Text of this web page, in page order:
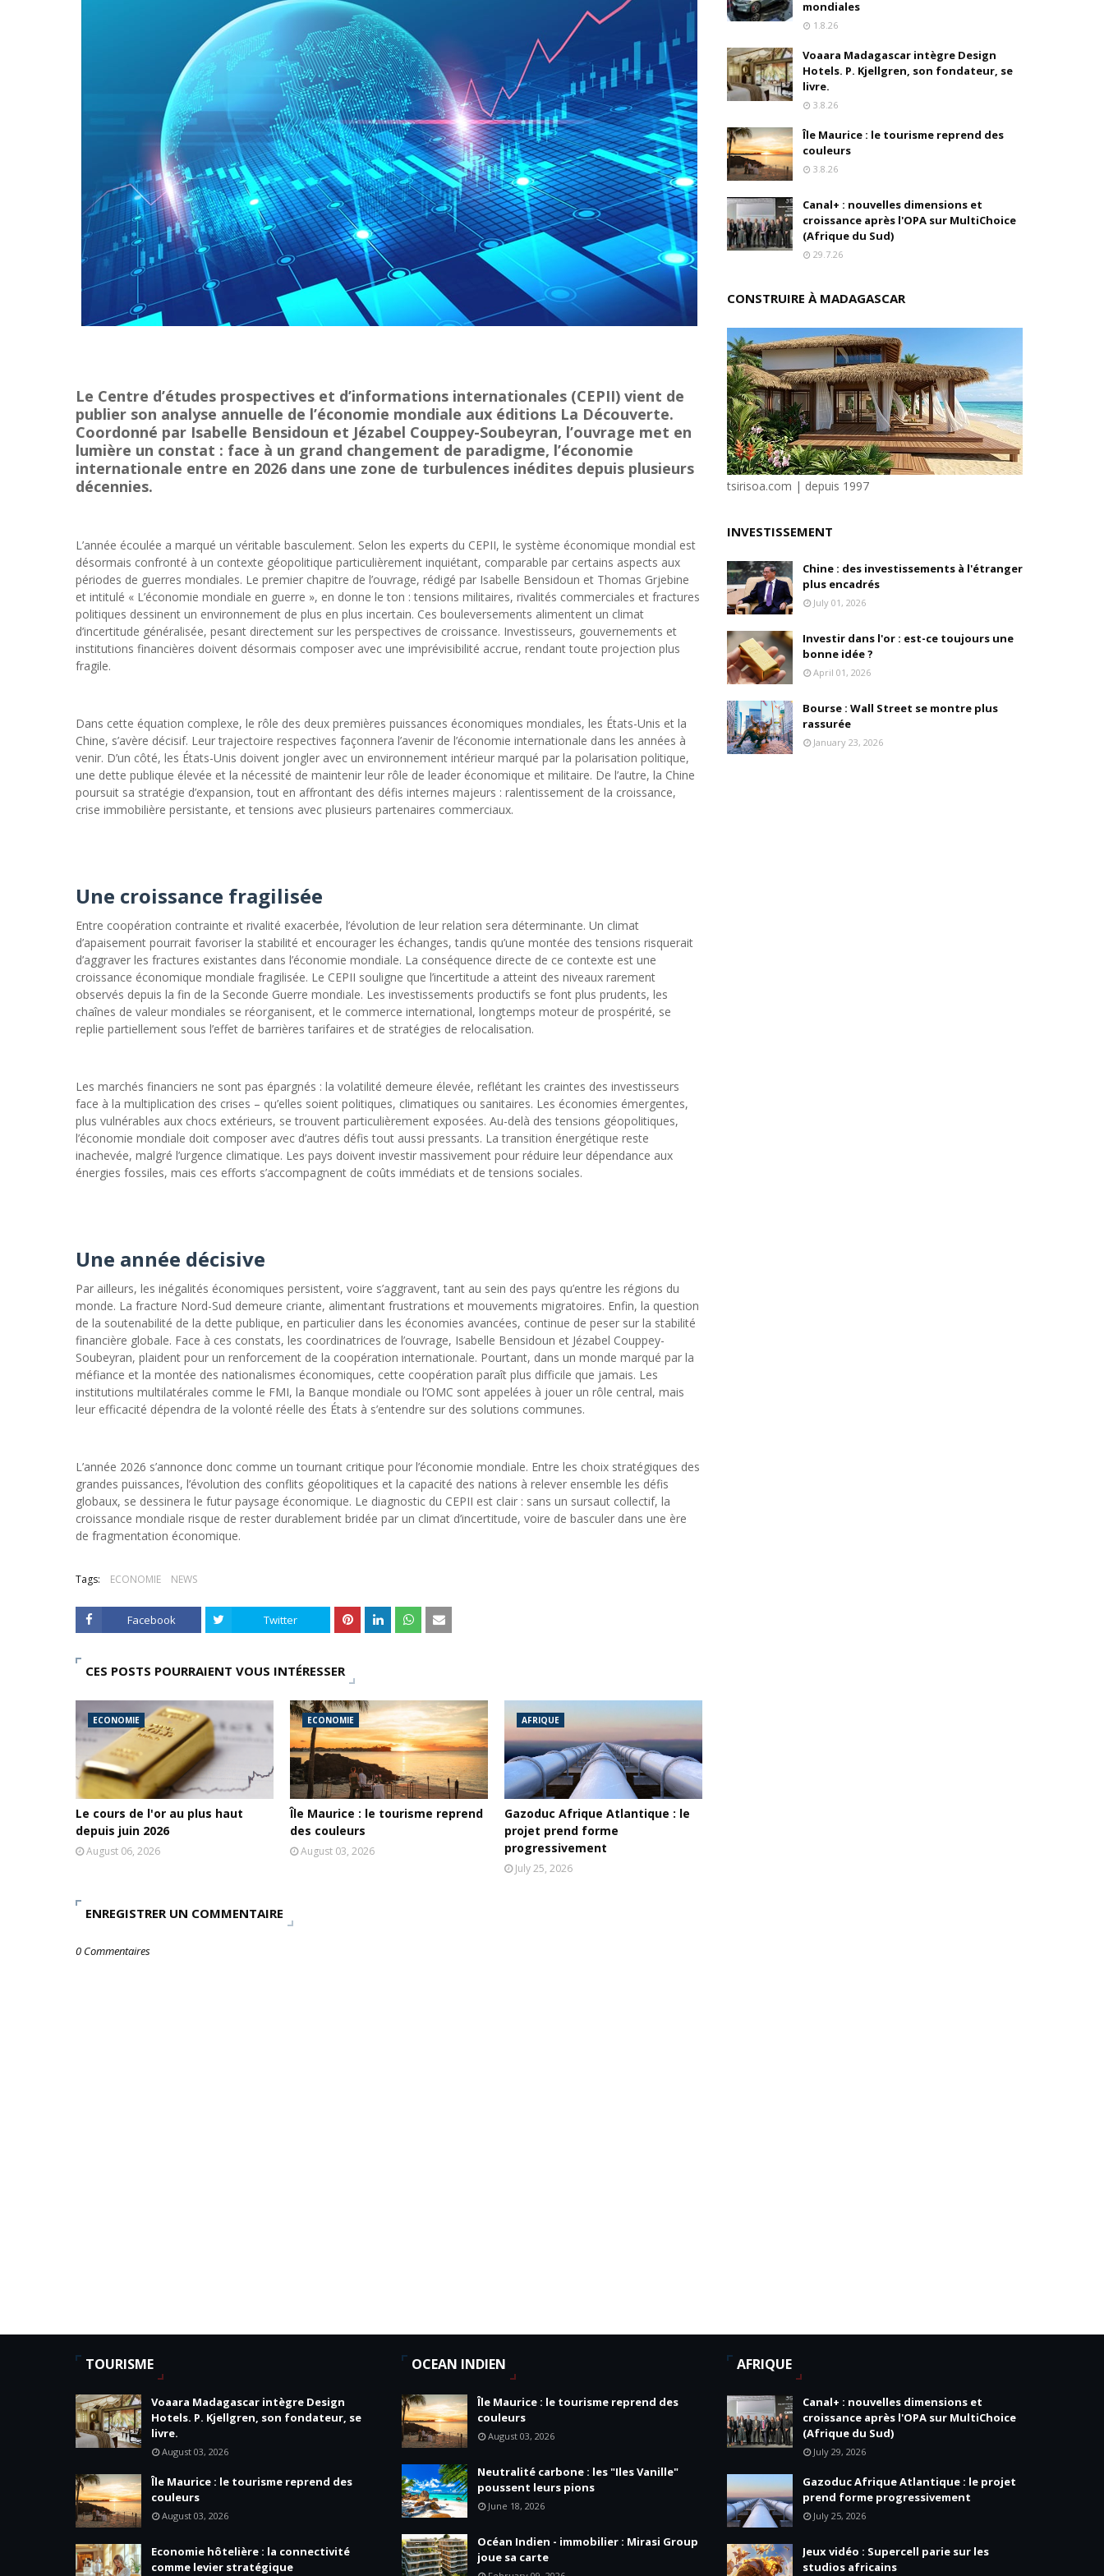
Jul 06 2026
Chine : des investissements à l'étranger plus encadrés
Unknown-Jul 01 2026
Economie hôtelière : la connectivité comme levier stratégique
Unknown- Jun 27 2026
Pays du Golfe : nouveau paradigme, nouvelles priorités
Unknown-Jun 22 2026
Neutralité carbone : les "Iles Vanille" poussent leurs pions
Unknown-Jun 18 2026
Rendez-vous golfique : Mazagan joue sa carte
Unknown-Jun 11 2026
Course à l'IA : Meta envisage une importante levée de fonds
Unknown-Jun 06 2026
Banques centrales : indépendantes jusqu'où ?
Unknown
VTC : Yango Group veut accélérer en Afrique
Unknown -May 22 2026
Marques françaises : Chanel aux sommets de la valorisation et la désirabilité
Art et médias sociaux : à l'ère de la "présence ciblée"
Tourisme : l'Afrique fait le pari du luxe et de la durabilité
Unknown-May 03 2026
Economie : quand le roi dollar grince
Unknown -Apr 26 2026
Industrie musicale : zoom sur la stratégie de Céline Dion
Voaara Madagascar intègre Design Hotels. P. Kjellgren, son fondateur, se livre.
Tsirisoa Edition- Aug 03 2026
Île Maurice : le tourisme reprend des couleurs
Unknown-Aug 03 2026
Le Centre d’études prospectives et d’informations internationales (CEPII) vient de
publier son analyse annuelle de l’économie mondiale aux éditions La Découverte.
Coordonné par Isabelle Bensidoun et Jézabel Couppey-Soubeyran, l’ouvrage met en
lumière un constat : face à un grand changement de paradigme, l’économie
internationale entre en 2026 dans une zone de turbulences inédites depuis plusieurs
décennies.
L’année écoulée a marqué un véritable basculement. Selon les experts du CEPII, le système économique mondial est
désormais confronté à un contexte géopolitique particulièrement inquiétant, comparable par certains aspects aux
périodes de guerres mondiales. Le premier chapitre de l’ouvrage, rédigé par Isabelle Bensidoun et Thomas Grjebine
et intitulé « L’économie mondiale en guerre », en donne le ton : tensions militaires, rivalités commerciales et fractures
politiques dessinent un environnement de plus en plus incertain. Ces bouleversements alimentent un climat
d’incertitude généralisée, pesant directement sur les perspectives de croissance. Investisseurs, gouvernements et
institutions financières doivent désormais composer avec une imprévisibilité accrue, rendant toute projection plus
fragile.
Dans cette équation complexe, le rôle des deux premières puissances économiques mondiales, les États-Unis et la
Chine, s’avère décisif. Leur trajectoire respectives façonnera l’avenir de l’économie internationale dans les années à
venir. D’un côté, les États-Unis doivent jongler avec un environnement intérieur marqué par la polarisation politique,
une dette publique élevée et la nécessité de maintenir leur rôle de leader économique et militaire. De l’autre, la Chine
poursuit sa stratégie d’expansion, tout en affrontant des défis internes majeurs : ralentissement de la croissance,
crise immobilière persistante, et tensions avec plusieurs partenaires commerciaux.
Une croissance fragilisée
Entre coopération contrainte et rivalité exacerbée, l’évolution de leur relation sera déterminante. Un climat
d’apaisement pourrait favoriser la stabilité et encourager les échanges, tandis qu’une montée des tensions risquerait
d’aggraver les fractures existantes dans l’économie mondiale. La conséquence directe de ce contexte est une
croissance économique mondiale fragilisée. Le CEPII souligne que l’incertitude a atteint des niveaux rarement
observés depuis la fin de la Seconde Guerre mondiale. Les investissements productifs se font plus prudents, les
chaînes de valeur mondiales se réorganisent, et le commerce international, longtemps moteur de prospérité, se
replie partiellement sous l’effet de barrières tarifaires et de stratégies de relocalisation.
Les marchés financiers ne sont pas épargnés : la volatilité demeure élevée, reflétant les craintes des investisseurs
face à la multiplication des crises – qu’elles soient politiques, climatiques ou sanitaires. Les économies émergentes,
plus vulnérables aux chocs extérieurs, se trouvent particulièrement exposées. Au-delà des tensions géopolitiques,
l’économie mondiale doit composer avec d’autres défis tout aussi pressants. La transition énergétique reste
inachevée, malgré l’urgence climatique. Les pays doivent investir massivement pour réduire leur dépendance aux
énergies fossiles, mais ces efforts s’accompagnent de coûts immédiats et de tensions sociales.
Une année décisive
Par ailleurs, les inégalités économiques persistent, voire s’aggravent, tant au sein des pays qu’entre les régions du
monde. La fracture Nord-Sud demeure criante, alimentant frustrations et mouvements migratoires. Enfin, la question
de la soutenabilité de la dette publique, en particulier dans les économies avancées, continue de peser sur la stabilité
financière globale. Face à ces constats, les coordinatrices de l’ouvrage, Isabelle Bensidoun et Jézabel Couppey-
Soubeyran, plaident pour un renforcement de la coopération internationale. Pourtant, dans un monde marqué par la
méfiance et la montée des nationalismes économiques, cette coopération paraît plus difficile que jamais. Les
institutions multilatérales comme le FMI, la Banque mondiale ou l’OMC sont appelées à jouer un rôle central, mais
leur efficacité dépendra de la volonté réelle des États à s’entendre sur des solutions communes.
L’année 2026 s’annonce donc comme un tournant critique pour l’économie mondiale. Entre les choix stratégiques des
grandes puissances, l’évolution des conflits géopolitiques et la capacité des nations à relever ensemble les défis
globaux, se dessinera le futur paysage économique. Le diagnostic du CEPII est clair : sans un sursaut collectif, la
croissance mondiale risque de rester durablement bridée par un climat d’incertitude, voire de basculer dans une ère
de fragmentation économique.
Tags: ECONOMIE NEWS
Facebook Twitter
CES POSTS POURRAIENT VOUS INTÉRESSER
ECONOMIE
Le cours de l'or au plus haut
depuis juin 2026
August 06, 2026
ECONOMIE
Île Maurice : le tourisme reprend
des couleurs
August 03, 2026
AFRIQUE
Gazoduc Afrique Atlantique : le
projet prend forme
progressivement
July 25, 2026
ENREGISTRER UN COMMENTAIRE
0 Commentaires
mondiales
1.8.26
Voaara Madagascar intègre Design
Hotels. P. Kjellgren, son fondateur, se
livre.
3.8.26
Île Maurice : le tourisme reprend des
couleurs
3.8.26
Canal+ : nouvelles dimensions et
croissance après l'OPA sur MultiChoice
(Afrique du Sud)
29.7.26
CONSTRUIRE À MADAGASCAR
tsirisoa.com | depuis 1997
INVESTISSEMENT
Chine : des investissements à l'étranger
plus encadrés
July 01, 2026
Investir dans l'or : est-ce toujours une
bonne idée ?
April 01, 2026
Bourse : Wall Street se montre plus
rassurée
January 23, 2026
TOURISME
Voaara Madagascar intègre Design
Hotels. P. Kjellgren, son fondateur, se
livre.
August 03, 2026
Île Maurice : le tourisme reprend des
couleurs
August 03, 2026
Economie hôtelière : la connectivité
comme levier stratégique
OCEAN INDIEN
Île Maurice : le tourisme reprend des
couleurs
August 03, 2026
Neutralité carbone : les "Iles Vanille"
poussent leurs pions
June 18, 2026
Océan Indien - immobilier : Mirasi Group
joue sa carte
AFRIQUE
Canal+ : nouvelles dimensions et
croissance après l'OPA sur MultiChoice
(Afrique du Sud)
July 29, 2026
Gazoduc Afrique Atlantique : le projet
prend forme progressivement
July 25, 2026
Jeux vidéo : Supercell parie sur les
studios africains